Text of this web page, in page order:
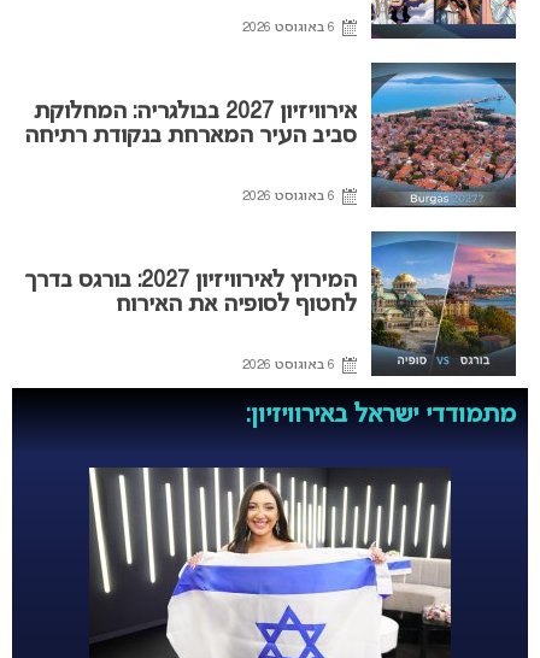
6 באוגוסט 2026
אירוויזיון 2027 בבולגריה: המחלוקת
סביב העיר המארחת בנקודת רתיחה
6 באוגוסט 2026
המירוץ לאירוויזיון 2027: בורגס בדרך
לחטוף לסופיה את האירוח
6 באוגוסט 2026
מתמודדי ישראל באירוויזיון: